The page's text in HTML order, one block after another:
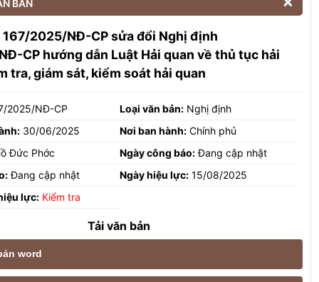
BẢN
2025/NĐ-CP sửa đổi Nghị định
CP hướng dẫn Luật Hải quan về thủ tục hải
tra, giám sát, kiểm soát hải quan
2025/NĐ-CP Loại văn bản: Nghị định
30/06/2025 Nơi ban hành: Chính phủ
Đức Phớc Ngày công báo:Đang cập nhật
Đang cập nhật Ngày hiệu lực: 15/08/2025
lực: Kiểm tra
Tải văn bản
word